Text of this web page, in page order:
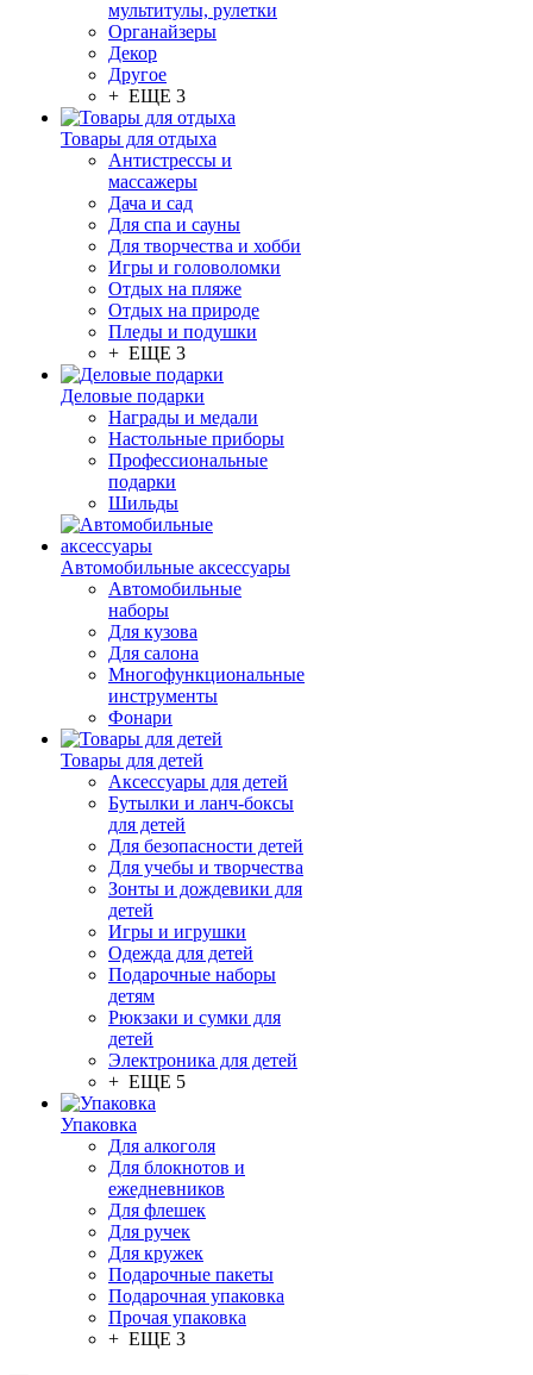
мультитулы, рулетки
Органайзеры
Декор
Другое
+ ЕЩЕ 3
Товары для отдыха
Антистрессы и
массажеры
Дача и сад
Для спа и сауны
Для творчества и хобби
Игры и головоломки
Отдых на пляже
Отдых на природе
Пледы и подушки
+ ЕЩЕ 3
Деловые подарки
Награды и медали
Настольные приборы
Профессиональные
подарки
Шильды
Автомобильные аксессуары
Автомобильные
наборы
Для кузова
Для салона
Многофункциональные
инструменты
Фонари
Товары для детей
Аксессуары для детей
Бутылки и ланч-боксы
для детей
Для безопасности детей
Для учебы и творчества
Зонты и дождевики для
детей
Игры и игрушки
Одежда для детей
Подарочные наборы
детям
Рюкзаки и сумки для
детей
Электроника для детей
+ ЕЩЕ 5
Упаковка
Для алкоголя
Для блокнотов и
ежедневников
Для флешек
Для ручек
Для кружек
Подарочные пакеты
Подарочная упаковка
Прочая упаковка
+ ЕЩЕ 3